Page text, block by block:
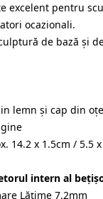
excelent pentru
ocazionali.
de bază și
lemn și cap din
14.2 x 1.5cm / 5.5
intern al
Lățime 7.2mm